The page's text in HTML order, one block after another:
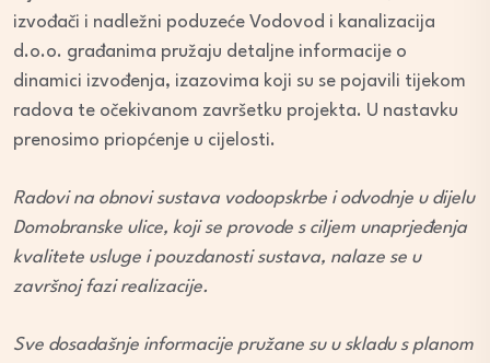
izvođači i nadležni poduzeće Vodovod i kanalizacija
d.o.o. građanima pružaju detaljne informacije o
dinamici izvođenja, izazovima koji su se pojavili tijekom
radova te očekivanom završetku projekta. U nastavku
prenosimo priopćenje u cijelosti.
Radovi na obnovi sustava vodoopskrbe i odvodnje u dijelu
Domobranske ulice, koji se provode s ciljem unaprjeđenja
kvalitete usluge i pouzdanosti sustava, nalaze se u
završnoj fazi realizacije.
Sve dosadašnje informacije pružane su u skladu s planom